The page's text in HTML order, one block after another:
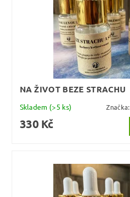
NA ŽIVOT BEZE STRACHU
Skladem (>5 ks) Značka:
330 Kč